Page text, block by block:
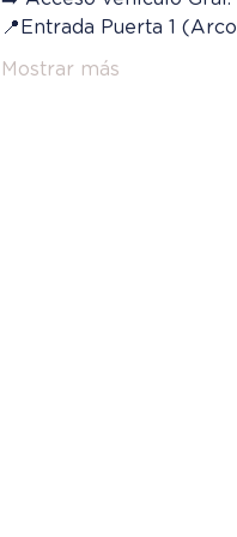
📍Entrada Puerta 1
Mostrar más